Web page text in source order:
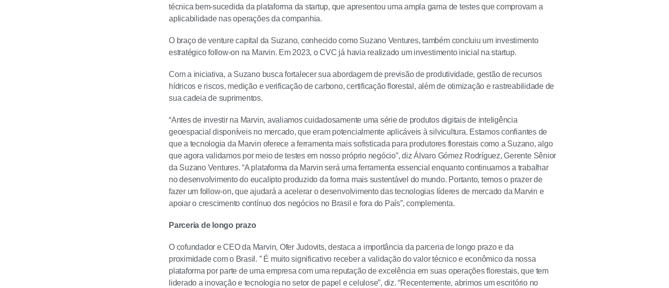
técnica bem-sucedida da plataforma da startup, que apresentou uma ampla gama de testes que comprovam a
aplicabilidade nas operações da companhia.
O braço de venture capital da Suzano, conhecido como Suzano Ventures, também concluiu um investimento
estratégico follow-on na Marvin. Em 2023, o CVC já havia realizado um investimento inicial na startup.
Com a iniciativa, a Suzano busca fortalecer sua abordagem de previsão de produtividade, gestão de recursos
hídricos e riscos, medição e verificação de carbono, certificação florestal, além de otimização e rastreabilidade de
sua cadeia de suprimentos.
“Antes de investir na Marvin, avaliamos cuidadosamente uma série de produtos digitais de inteligência
geoespacial disponíveis no mercado, que eram potencialmente aplicáveis à silvicultura. Estamos confiantes de
que a tecnologia da Marvin oferece a ferramenta mais sofisticada para produtores florestais como a Suzano, algo
que agora validamos por meio de testes em nosso próprio negócio”, diz Álvaro Gómez Rodríguez, Gerente Sênior
da Suzano Ventures. “A plataforma da Marvin será uma ferramenta essencial enquanto continuamos a trabalhar
no desenvolvimento do eucalipto produzido da forma mais sustentável do mundo. Portanto, temos o prazer de
fazer um follow-on, que ajudará a acelerar o desenvolvimento das tecnologias líderes de mercado da Marvin e
apoiar o crescimento contínuo dos negócios no Brasil e fora do País”, complementa.
Parceria de longo prazo
O cofundador e CEO da Marvin, Ofer Judovits, destaca a importância da parceria de longo prazo e da
proximidade com o Brasil. ” É muito significativo receber a validação do valor técnico e econômico da nossa
plataforma por parte de uma empresa com uma reputação de excelência em suas operações florestais, que tem
liderado a inovação e tecnologia no setor de papel e celulose”, diz. “Recentemente, abrimos um escritório no